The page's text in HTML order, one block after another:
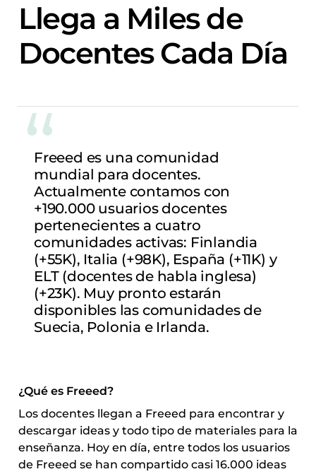
Llega a Miles de
Docentes Cada Día
Freeed es una comunidad
mundial para docentes.
Actualmente contamos con
+190.000 usuarios docentes
pertenecientes a cuatro
comunidades activas: Finlandia
(+55K), Italia (+98K), España (+11K) y
ELT (docentes de habla inglesa)
(+23K). Muy pronto estarán
disponibles las comunidades de
Suecia, Polonia e Irlanda.
¿Qué es Freeed?
Los docentes llegan a Freeed para encontrar y
descargar ideas y todo tipo de materiales para la
enseñanza. Hoy en día, entre todos los usuarios
de Freeed se han compartido casi 16.000 ideas